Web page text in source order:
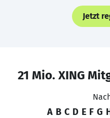
Jetzt
21 Mio. XING
A B C D E F G